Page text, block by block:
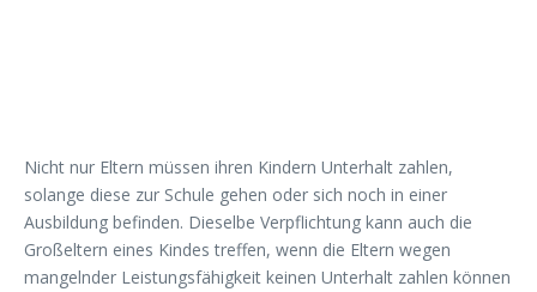
Nicht nur Eltern müssen ihren Kindern Unterhalt zahlen,
solange diese zur Schule gehen oder sich noch in einer
Ausbildung befinden. Dieselbe Verpflichtung kann auch die
Großeltern eines Kindes treffen, wenn die Eltern wegen
mangelnder Leistungsfähigkeit keinen Unterhalt zahlen können